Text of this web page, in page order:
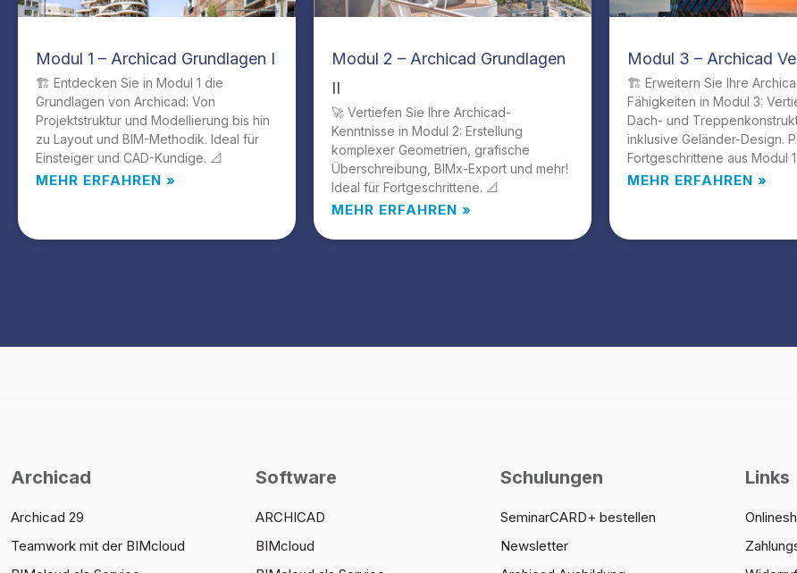
Modul 1 – Archicad Grundlagen I
🏗️ Entdecken Sie in Modul 1 die
Grundlagen von Archicad: Von
Projektstruktur und Modellierung bis hin
zu Layout und BIM-Methodik. Ideal für
Einsteiger und CAD-Kundige. 📐
MEHR ERFAHREN »
Modul 2 – Archicad Grundlagen
II
🚀 Vertiefen Sie Ihre Archicad-
Kenntnisse in Modul 2: Erstellung
komplexer Geometrien, grafische
Überschreibung, BIMx-Export und mehr!
Ideal für Fortgeschrittene. 📐
MEHR ERFAHREN »
Modul 3 – Archicad
🏗️ Erweitern Sie Ihre
Fähigkeiten in Modul 3:
Dach- und
inklusive Geländer-Design.
Fortgeschrittene aus Modul
MEHR ERFAHREN »
Archicad
Archicad 29
Teamwork mit der BIMcloud
Software
ARCHICAD
BIMcloud
Schulungen
SeminarCARD+ bestellen
Newsletter
Links